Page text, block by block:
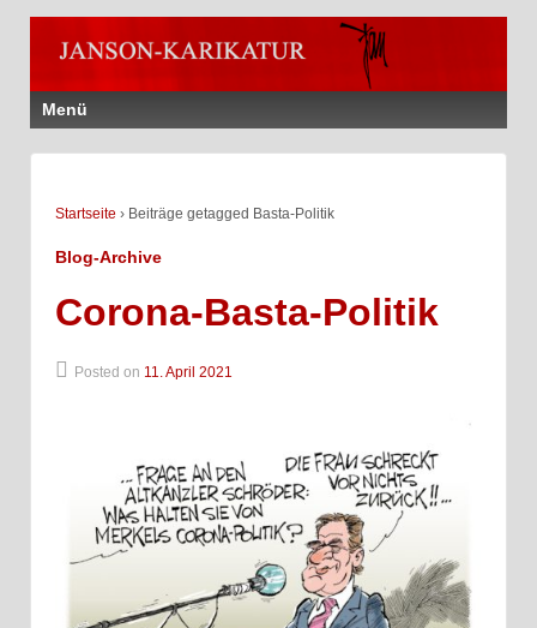
Menü
Startseite › Beiträge getagged Basta-Politik
Blog-Archive
Corona-Basta-Politik
Posted on 11. April 2021